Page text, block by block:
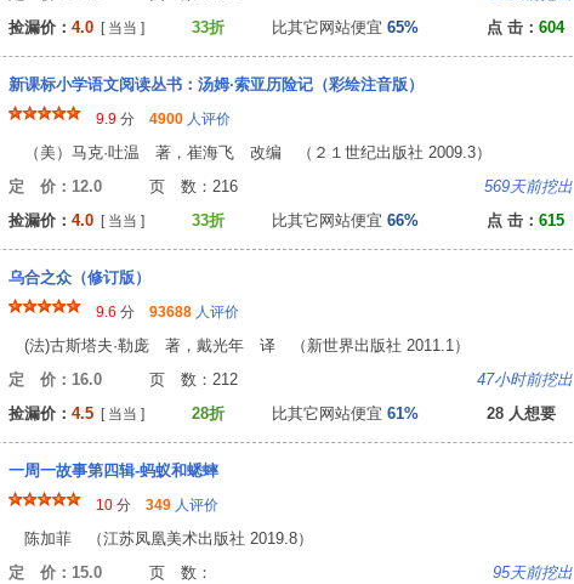
捡漏价： 4.0 [ 当当 ] 33折 比其它网站便宜 65% 点 击： 604
新课标小学语文阅读丛书：汤姆·索亚历险记（彩绘注音版）
9.9 分 4900 人评价
（美）马克·吐温 著，崔海飞 改编 （２１世纪出版社 2009.3）
定 价：12.0 页 数：216 569天前挖出
捡漏价： 4.0 [ 当当 ] 33折 比其它网站便宜 66% 点 击： 615
乌合之众（修订版）
9.6 分 93688 人评价
(法)古斯塔夫·勒庞 著，戴光年 译 （新世界出版社 2011.1）
定 价：16.0 页 数：212 47小时前挖出
捡漏价： 4.5 [ 当当 ] 28折 比其它网站便宜 61% 28 人想要
一周一故事第四辑-蚂蚁和蟋蟀
10 分 349 人评价
陈加菲 （江苏凤凰美术出版社 2019.8）
定 价：15.0 页 数： 95天前挖出